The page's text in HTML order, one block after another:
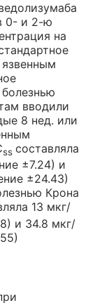
0- и 2-ю
на
вводили
8 нед. или
ss составляла
±7.24) и
±24.43)
Крона
13 мкг/
и 34.8 мкг/